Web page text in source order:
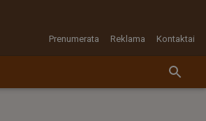
Prenumerata Reklama Kontaktai